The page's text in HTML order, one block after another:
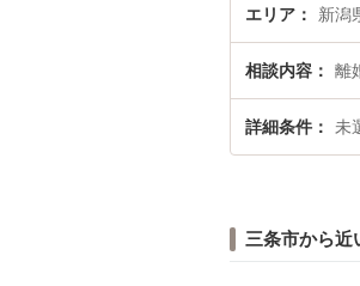
エリア 新潟
相談内容 離
詳細条件 未
三条市から近